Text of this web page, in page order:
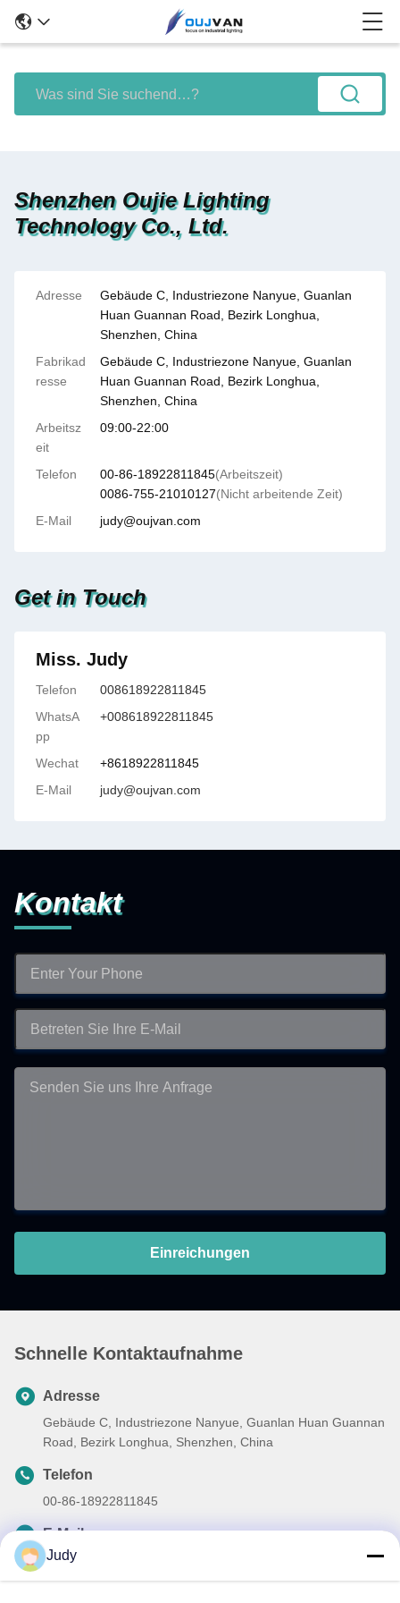
Shenzhen Oujie Lighting
Technology Co., Ltd.
Adresse
Gebäude C, Industriezone Nanyue, Guanlan
Huan Guannan Road, Bezirk Longhua,
Shenzhen, China
Fabrikad
resse
Gebäude C, Industriezone Nanyue, Guanlan
Huan Guannan Road, Bezirk Longhua,
Shenzhen, China
Arbeitsz
eit
09:00-22:00
Telefon 00-86-18922811845(Arbeitszeit)
0086-755-21010127(Nicht arbeitende Zeit)
E-Mail
judy@oujvan.com
Get in Touch
Miss. Judy
Telefon
008618922811845
WhatsA
pp
+008618922811845
Wechat
+8618922811845
E-Mail
judy@oujvan.com
Kontakt
Einreichungen
Schnelle Kontaktaufnahme
Adresse
Gebäude C, Industriezone Nanyue, Guanlan Huan Guannan
Road, Bezirk Longhua, Shenzhen, China
Telefon
00-86-18922811845
E-Mail
judy@oujvan.com
Judy